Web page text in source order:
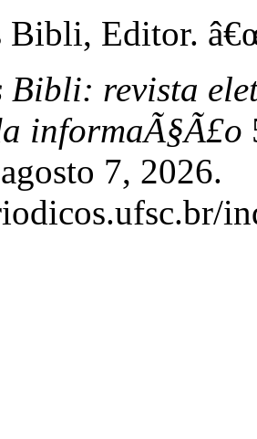
Bibli, Editor.
Bibli: revista
informaÃ§Ã£o
7, 2026.